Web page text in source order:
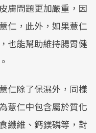
膚問題更加嚴重，因
仁，此外，如果薏仁
也能幫助維持腸胃健
仁除了保濕外，同樣
薏仁中包含屬於質化
纖維、鈣鎂磷等，對